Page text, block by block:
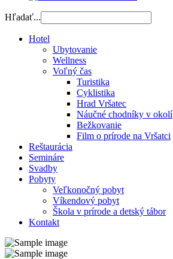
Hľadať...
Hotel
Ubytovanie
Wellness
Voľný čas
Turistika
Cyklistika
Hrad Vršatec
Náučné chodníky v okolí
Bežkovanie
Film o prírode na Vršatci
Reštaurácia
Semináre
Svadby
Pobyty
Veľkonočný pobyt
Víkendový pobyt
Škola v prírode a detský tábor
Kontakt